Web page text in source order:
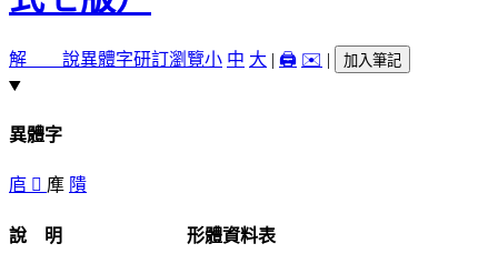
解 說異體字研訂瀏覽小 中 大 | 🖨️ ✉️ | 加入筆記
異體字
㢂 𢈹 㢑 隤
說 明 形體資料表